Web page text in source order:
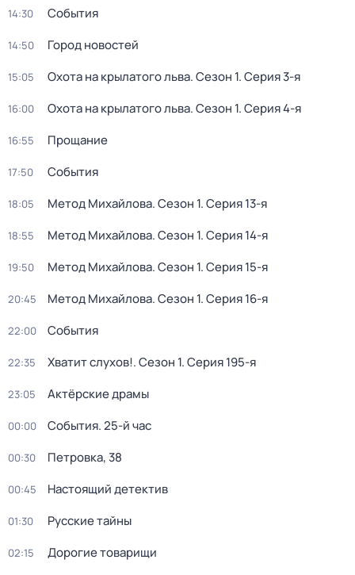
14:30 События
14:50 Город новостей
15:05 Охота на крылатого льва. Сезон 1. Серия 3-я
16:00 Охота на крылатого льва. Сезон 1. Серия 4-я
16:55 Прощание
17:50 События
18:05 Метод Михайлова. Сезон 1. Серия 13-я
18:55 Метод Михайлова. Сезон 1. Серия 14-я
19:50 Метод Михайлова. Сезон 1. Серия 15-я
20:45 Метод Михайлова. Сезон 1. Серия 16-я
22:00 События
22:35 Хватит слухов!. Сезон 1. Серия 195-я
23:05 Актёрские драмы
00:00 События. 25-й час
00:30 Петровка, 38
00:45 Настоящий детектив
01:30 Русские тайны
02:15 Дорогие товарищи